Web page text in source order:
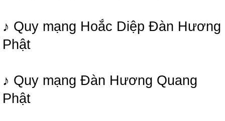
♪ Quy mạng Hoắc Diệp Đàn Hương
Phật
♪ Quy mạng Đàn Hương Quang
Phật